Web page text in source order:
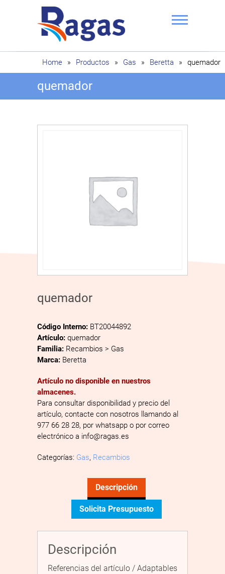
Ragas
Home » Productos » Gas » Beretta » quemador
quemador
quemador
Código Interno: BT20044892
Artículo: quemador
Familia: Recambios > Gas
Marca: Beretta
Artículo no disponible en nuestros
almacenes.
Para consultar disponibilidad y precio del
artículo, contacte con nosotros llamando al
977 66 28 28, por whatsapp o por correo
electrónico a info@ragas.es
Categorías: Gas, Recambios
Descripción
Solicita Presupuesto
Descripción
Referencias del artículo / Adaptables